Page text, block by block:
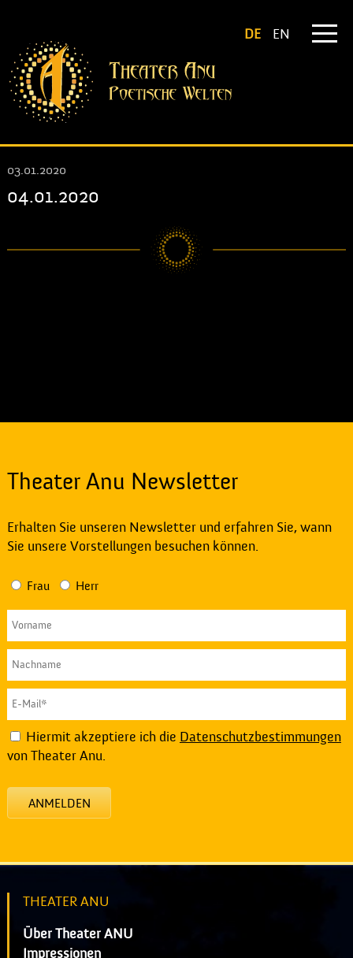
DE EN
03.01.2020
04.01.2020
Theater Anu Newsletter
Erhalten Sie unseren Newsletter und erfahren Sie, wann
Sie unsere Vorstellungen besuchen können.
Frau Herr
Hiermit akzeptiere ich die Datenschutzbestimmungen
von Theater Anu.
ANMELDEN
THEATER ANU
Über Theater ANU
Impressionen